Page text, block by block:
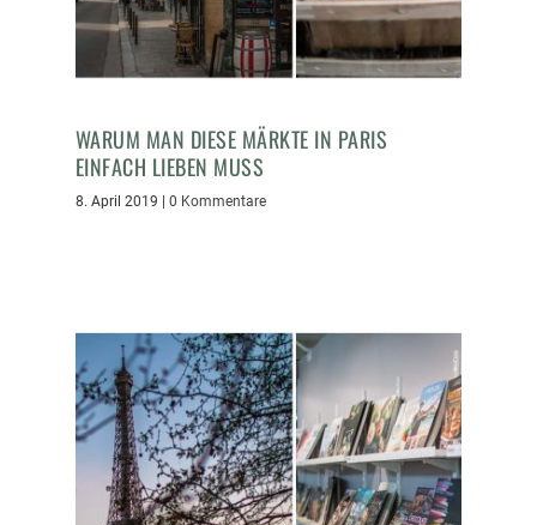
WARUM MAN DIESE MÄRKTE IN PARIS
EINFACH LIEBEN MUSS
8. April 2019 0 Kommentare